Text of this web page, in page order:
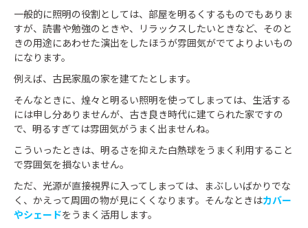
一般的に照明の役割としては、部屋を明るくするものでもありま
すが、読書や勉強のときや、リラックスしたいときなど、そのと
きの用途にあわせた演出をしたほうが雰囲気がでてよりよいもの
になります。
例えば、古民家風の家を建てたとします。
そんなときに、煌々と明るい照明を使ってしまっては、生活する
には申し分ありませんが、古き良き時代に建てられた家ですの
で、明るすぎては雰囲気がうまく出ませんね。
こういったときは、明るさを抑えた白熱球をうまく利用すること
で雰囲気を損ないません。
ただ、光源が直接視界に入ってしまっては、まぶしいばかりでな
く、かえって周囲の物が見にくくなります。そんなときはカバー
やシェードをうまく活用します。